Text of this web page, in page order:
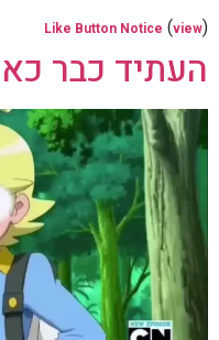
Like Button Notice (view)
העתיד כבר